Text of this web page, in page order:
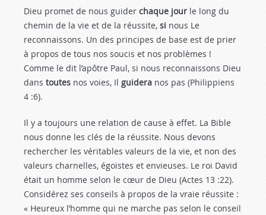
Dieu promet de nous guider chaque jour le long du
chemin de la vie et de la réussite, si nous Le
reconnaissons. Un des principes de base est de prier
à propos de tous nos soucis et nos problèmes !
Comme le dit l’apôtre Paul, si nous reconnaissons Dieu
dans toutes nos voies, Il guidera nos pas (Philippiens
4 :6).
Il y a toujours une relation de cause à effet. La Bible
nous donne les clés de la réussite. Nous devons
rechercher les véritables valeurs de la vie, et non des
valeurs charnelles, égoïstes et envieuses. Le roi David
était un homme selon le cœur de Dieu (Actes 13 :22).
Considérez ses conseils à propos de la vraie réussite :
« Heureux l’homme qui ne marche pas selon le conseil